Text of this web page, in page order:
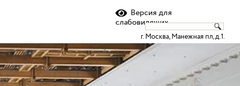
Версия для
слабовидящих
г. Москва, Манежная пл, д.1.